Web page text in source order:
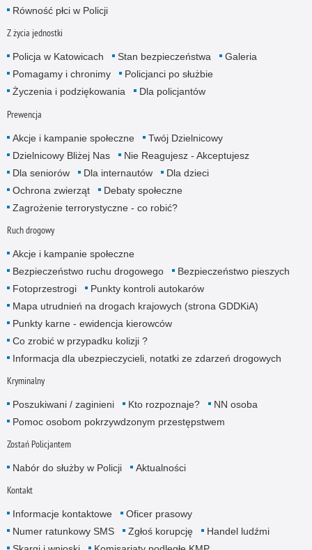
Równość płci w Policji
Z życia jednostki
Policja w Katowicach Stan bezpieczeństwa
Galeria
Pomagamy i chronimy
Policjanci po służbie
Życzenia i podziękowania
Dla policjantów
Prewencja
Akcje i kampanie społeczne
Twój Dzielnicowy
Dzielnicowy Bliżej Nas
Nie Reagujesz - Akceptujesz
Dla seniorów
Dla internautów
Dla dzieci
Ochrona zwierząt
Debaty społeczne
Zagrożenie terrorystyczne - co robić?
Ruch drogowy
Akcje i kampanie społeczne
Bezpieczeństwo ruchu drogowego
Bezpieczeństwo pieszych
Fotoprzestrogi
Punkty kontroli autokarów
Mapa utrudnień na drogach krajowych (strona GDDKiA)
Punkty karne - ewidencja kierowców
Co zrobić w przypadku kolizji ?
Informacja dla ubezpieczycieli, notatki ze zdarzeń drogowych
Kryminalny
Poszukiwani / zaginieni Kto rozpoznaje?
NN osoba
Pomoc osobom pokrzywdzonym przestępstwem
Zostań Policjantem
Nabór do służby w Policji Aktualności
Kontakt
Informacje kontaktowe
Oficer prasowy
Numer ratunkowy SMS
Zgłoś korupcję
Handel ludźmi